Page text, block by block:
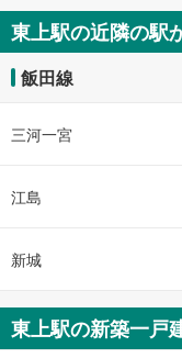
東上駅の近隣の駅
飯田線
三河一宮
江島
新城
東上駅の新築一戸